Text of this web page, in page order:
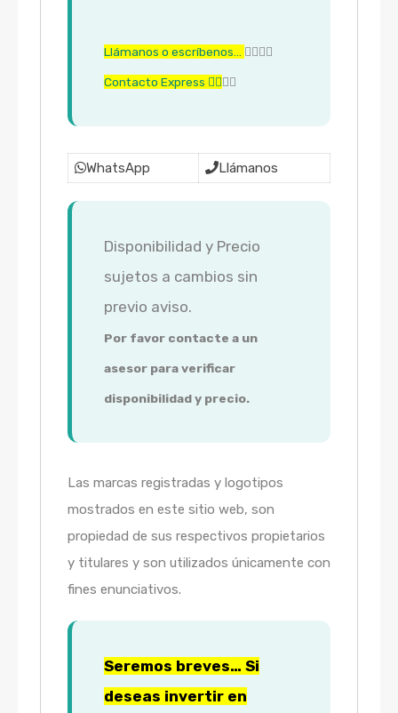
Llámanos o escríbenos… 👇🏼👇🏼
Contacto Express 👇🏼👇🏼
WhatsApp Llámanos
Disponibilidad y Precio
sujetos a cambios sin
previo aviso.
Por favor contacte a un
asesor para verificar
disponibilidad y precio.
Las marcas registradas y logotipos
mostrados en este sitio web, son
propiedad de sus respectivos propietarios
y titulares y son utilizados únicamente con
fines enunciativos.
Seremos breves… Si
deseas invertir en